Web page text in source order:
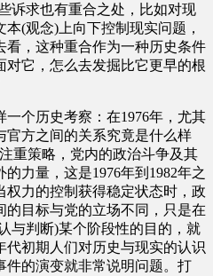
诉求也有重合之处，比如对现
(观念)上向下控制现实问题，
看，这种重合作为一种历史条件
它，怎么去发掘比它更早的根
个历史考察：在1976年，尤其
官方之间的关系究竟是什么样
重策略，党内的政治斗争及其
力量，这是1976年到1982年之
权力的控制获得稳定状态时，政
目标与党的立场不同，只是在
与判断)某个阶段性的目的，就
初期人们对历史与现实的认识
件的演变就非常说明问题。打